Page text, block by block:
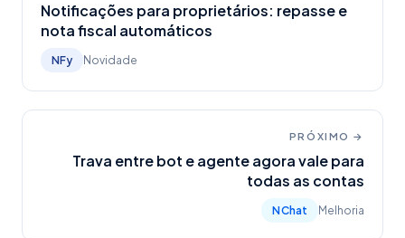
Notificações para proprietários: repasse e
nota fiscal automáticos
NFy Novidade
PRÓXIMO →
Trava entre bot e agente agora vale para
todas as contas
NChat Melhoria